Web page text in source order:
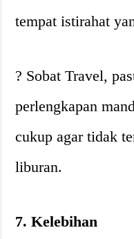
tempat istirahat
? Sobat Travel,
perlengkapan
cukup agar tidak
liburan.
7. Kelebihan